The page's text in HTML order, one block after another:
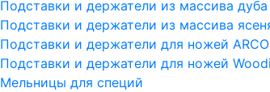
Подставки и держатели из массива дуба
Подставки и держатели из массива
Подставки и держатели для ножей
Подставки и держатели для ножей
Мельницы для специй